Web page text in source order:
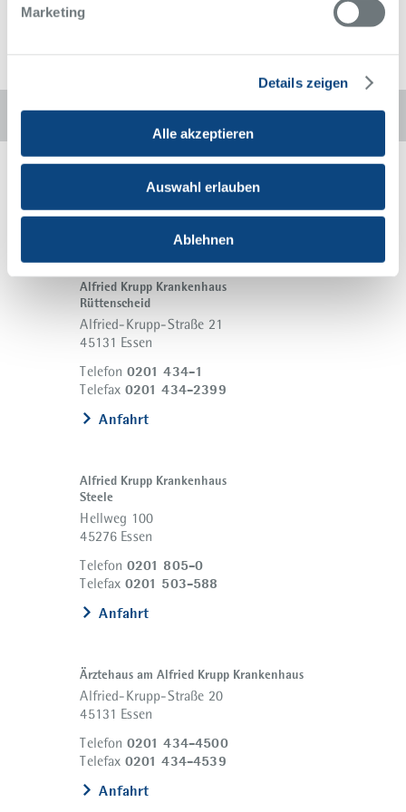
Marketing
Details zeigen
Alle akzeptieren
Auswahl erlauben
Ablehnen
Diese Seite weiterempfehlen:
Alfried Krupp Krankenhaus
Rüttenscheid
Alfried-Krupp-Straße 21
45131 Essen
Telefon 0201 434-1
Telefax 0201 434-2399
Anfahrt
Alfried Krupp Krankenhaus
Steele
Hellweg 100
45276 Essen
Telefon 0201 805-0
Telefax 0201 503-588
Anfahrt
Ärztehaus am Alfried Krupp Krankenhaus
Alfried-Krupp-Straße 20
45131 Essen
Telefon 0201 434-4500
Telefax 0201 434-4539
Anfahrt